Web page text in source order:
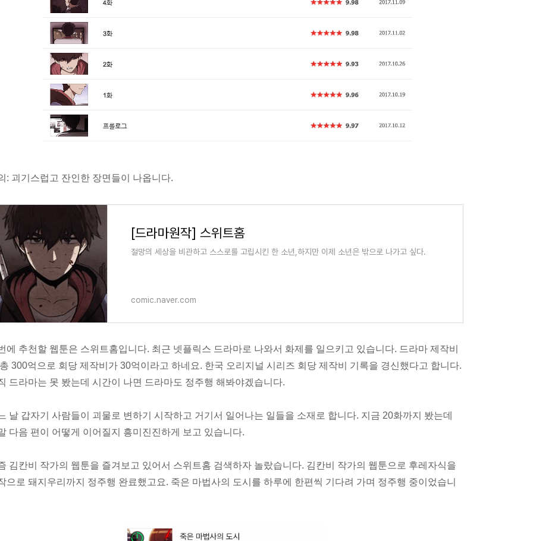
: 괴기스럽고 잔인한 장면들이 나옵니다.
[드라마원작] 스위트홈
절망의 세상을 비관하고 스스로를 고립시킨 한 소년,하지만 이제 소년은 밖으로 나가고 싶다.
comic.naver.com
에 추천할 웹툰은 스위트홈입니다. 최근 넷플릭스 드라마로 나와서 화제를 일으키고 있습니다. 드라마 제작비
300억으로 회당 제작비가 30억이라고 하네요. 한국 오리지널 시리즈 회당 제작비 기록을 경신했다고 합니다.
드라마는 못 봤는데 시간이 나면 드라마도 정주행 해봐야겠습니다.
날 갑자기 사람들이 괴물로 변하기 시작하고 거기서 일어나는 일들을 소재로 합니다. 지금 20화까지 봤는데
다음 편이 어떻게 이어질지 흥미진진하게 보고 있습니다.
김칸비 작가의 웹툰을 즐겨보고 있어서 스위트홈 검색하자 놀랐습니다. 김칸비 작가의 웹툰으로 후레자식을
으로 돼지우리까지 정주행 완료했고요. 죽은 마법사의 도시를 하루에 한편씩 기다려 가며 정주행 중이었습니